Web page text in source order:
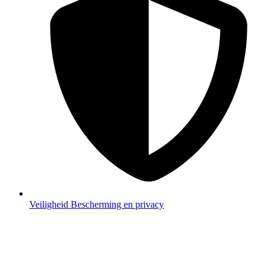
Veiligheid Bescherming en privacy